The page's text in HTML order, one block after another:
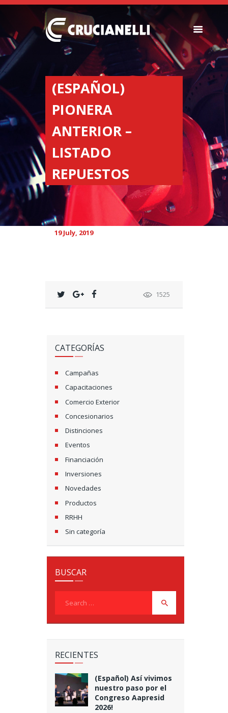
(ESPAÑOL)
PIONERA
ANTERIOR –
LISTADO
REPUESTOS
SEEDERS
FERTILIZER
SPREADERS
ABOUT US
DEALERSHIPS
NEWS
COMPANY
CONTACT
19 July, 2019
1525
CATEGORÍAS
Campañas
Capacitaciones
Comercio Exterior
Concesionarios
Distinciones
Eventos
Financiación
Inversiones
Novedades
Productos
RRHH
Sin categoría
BUSCAR
RECIENTES
(Español) Así vivimos
nuestro paso por el
Congreso Aapresid
2026!